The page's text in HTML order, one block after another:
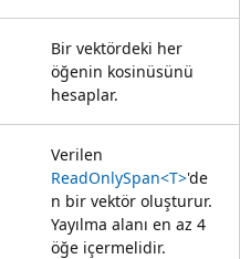
Bir vektördeki her
öğenin kosinüsünü
hesaplar.
Verilen
ReadOnlySpan<T>'de
n bir vektör oluşturur.
Yayılma alanı en az 4
öğe içermelidir.